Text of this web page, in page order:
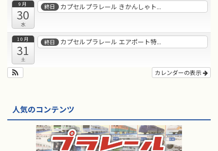
9月
30
水
終日 カプセルプラレール きかんしゃト...
10月
31
土
終日 カプセルプラレール エアポート特...
カレンダーの表示
人気のコンテンツ